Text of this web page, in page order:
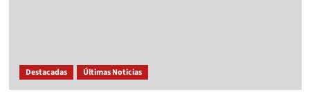
Destacadas Últimas Noticias